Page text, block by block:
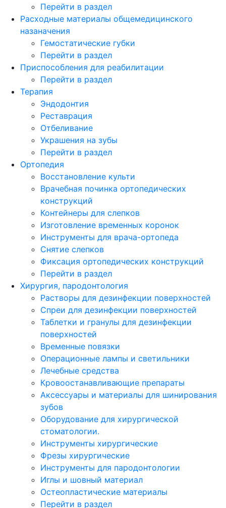
Перейти в раздел
Расходные материалы общемедицинского
назаначения
Гемостатические губки
Перейти в раздел
Приспособления для реабилитации
Перейти в раздел
Терапия
Эндодонтия
Реставрация
Отбеливание
Украшения на зубы
Перейти в раздел
Ортопедия
Восстановление культи
Врачебная починка ортопедических
конструкций
Контейнеры для слепков
Изготовление временных коронок
Инструменты для врача-ортопеда
Снятие слепков
Фиксация ортопедических конструкций
Перейти в раздел
Хирургия, пародонтология
Растворы для дезинфекции поверхностей
Спреи для дезинфекции поверхностей
Таблетки и гранулы для дезинфекции
поверхностей
Временные повязки
Операционные лампы и светильники
Лечебные средства
Кровоостанавливающие препараты
Аксессуары и материалы для шинирования
зубов
Оборудование для хирургической
стоматологии.
Инструменты хирургические
Фрезы хирургические
Инструменты для пародонтологии
Иглы и шовный материал
Остеопластические материалы
Перейти в раздел